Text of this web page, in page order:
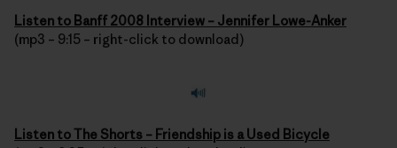
Listen to Banff 2008 Interview – Jennifer Lowe-Anker
(mp3 – 9:15 – right-click to download)
Listen to The Shorts – Friendship is a Used Bicycle